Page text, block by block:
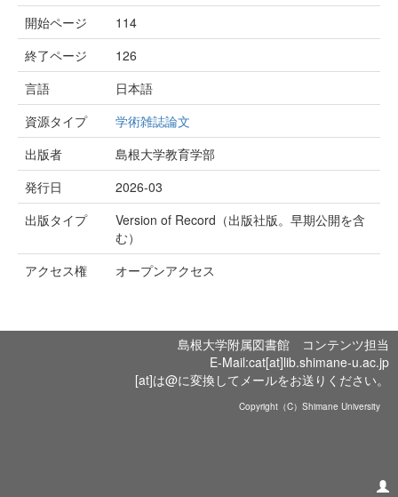
開始ページ
114
終了ページ
126
言語
日本語
資源タイプ
学術雑誌論文
出版者
島根大学教育学部
発行日
2026-03
出版タイプ
Version of Record（出版社版。早期公開を含
む）
アクセス権
オープンアクセス
島根大学附属図書館 コンテンツ担当
E-Mail:cat[at]lib.shimane-u.ac.jp
[at]は@に変換してメールをお送りください。
Copyright（C）Shimane University